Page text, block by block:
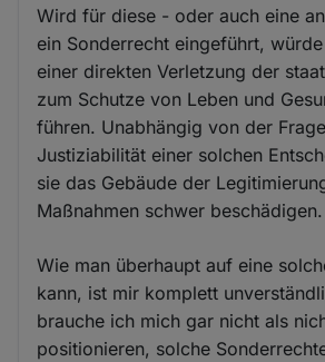
Wird für diese - oder auch eine
ein Sonderrecht eingeführt,
einer direkten Verletzung der
zum Schutze von Leben und
führen. Unabhängig von der
Justiziabilität einer solchen
sie das Gebäude der
Maßnahmen schwer beschädigen.
Wie man überhaupt auf eine
kann, ist mir komplett
brauche ich mich gar nicht als
positionieren, solche